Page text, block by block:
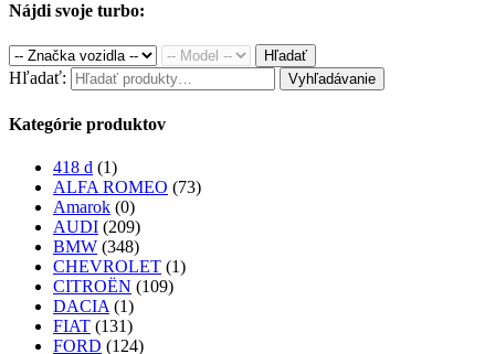
Nájdi svoje turbo:
Hľadať
Hľadať: Vyhľadávanie
Kategórie produktov
418 d (1)
ALFA ROMEO (73)
Amarok (0)
AUDI (209)
BMW (348)
CHEVROLET (1)
CITROËN (109)
DACIA (1)
FIAT (131)
FORD (124)